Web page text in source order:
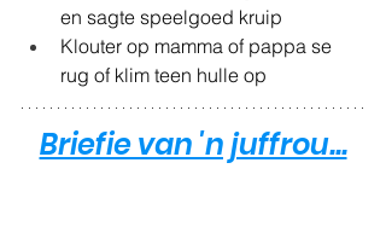
en sagte speelgoed kruip
Klouter op mamma of pappa se
rug of klim teen hulle op
Briefie van 'n juffrou...